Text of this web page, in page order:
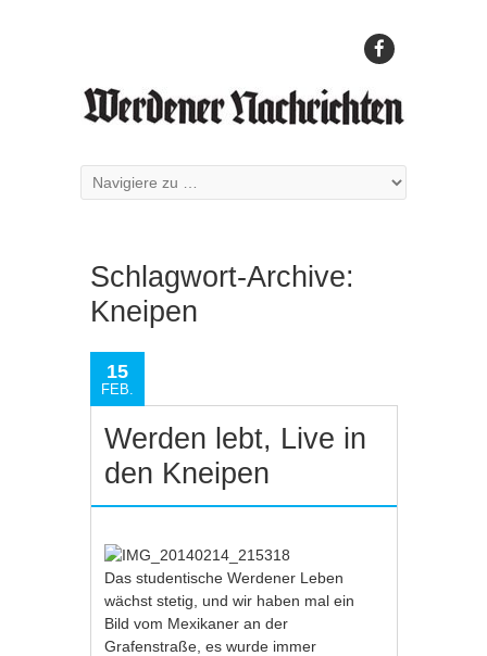
Schlagwort-Archive:
Kneipen
15
FEB.
Werden lebt, Live in
den Kneipen
Das studentische Werdener Leben
wächst stetig, und wir haben mal ein
Bild vom Mexikaner an der
Grafenstraße, es wurde immer